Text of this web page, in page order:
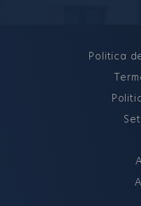
Politica